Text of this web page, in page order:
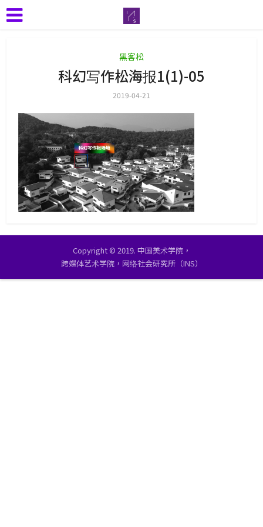
黑客松
科幻写作松海报1(1)-05
2019-04-21
Copyright © 2019. 中国美术学院，
跨媒体艺术学院，网络社会研究所（INS）